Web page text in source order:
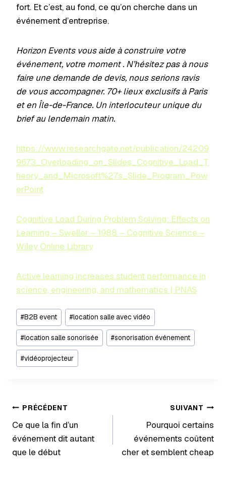
fort. Et c’est, au fond, ce qu’on cherche dans un
événement d’entreprise.
Horizon Events vous aide à construire votre
événement, votre moment . N’hésitez pas à nous
faire une demande de devis, nous serions ravis
de vous accompagner. 70+ lieux exclusifs à Paris
et en Île-de-France. Un interlocuteur unique du
brief au lendemain matin.
https://www.researchgate.net/publication/24209
9673_Overloading_on_Slides_Cognitive_Load_T
heory_and_Microsoft%27s_Slide_Program_Pow
erPoint
Cognitive Load During Problem Solving: Effects on
Learning – Sweller – 1988 – Cognitive Science –
Wiley Online Library
Active learning increases student performance in
science, engineering, and mathematics | PNAS
#B2B event #location salle avec vidéo
#location salle sonorisée #sonorisation événement
#vidéoprojecteur
PRÉCÉDENT
Ce que la fin d’un
événement dit autant
que le début
SUIVANT
Pourquoi certains
événements coûtent
cher et semblent cheap